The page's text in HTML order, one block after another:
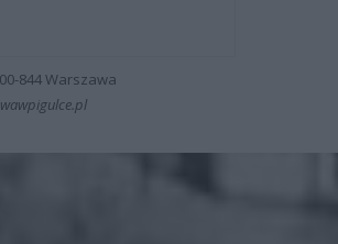
844 Warszawa